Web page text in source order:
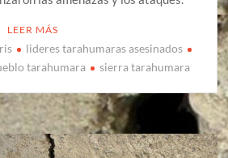
LEER MÁS
lideres tarahumaras asesinados
tarahumara sierra tarahumara